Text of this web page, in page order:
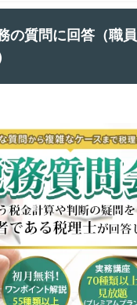
の質問に回答（職